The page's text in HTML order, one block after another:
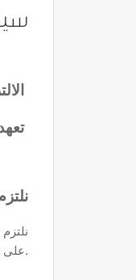
تعهد مبادئ حقوق الملكية الفكرية
على أي من حساباتنا الخاصة على مواقع التواصل الاجتماعي كالصور والبوسترات الدعائية وغيرها من المواد المنشورة.